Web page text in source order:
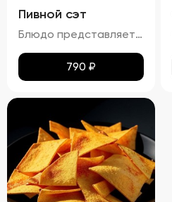
Пивной сэт
Блюдо представляет собой гармоничный набор закусок к пиву, включающий картофель фри, картофельные дольки, куриные наггетсы и сырные палочки. Все продукты имеют равномерную золотистую корочку без признаков пережарки. Вкус и аромат блюд натуральные, без посторонних привкусов и запахов. Картофель и гренки умеренно посолены, а наггетсы и сырные палочки остаются сочными внутри. Консистенция картофеля фри и долек мягкая внутри и хрустящая снаружи, наггетсы и сырные палочки – нежные и сочные внутри, с хрустящей корочкой.
790 ₽